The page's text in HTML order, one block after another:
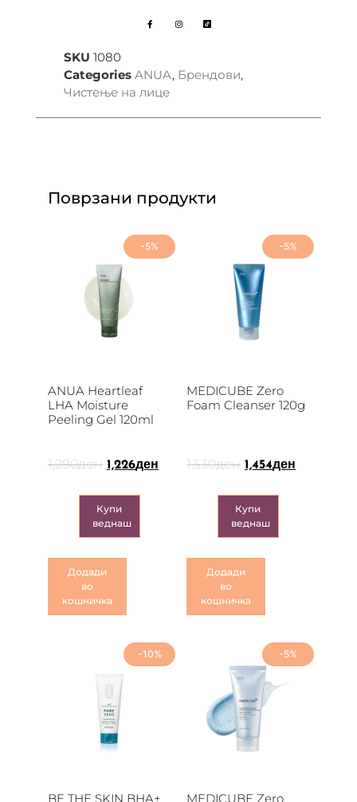
SKU 1080
Categories ANUA, Брендови,
Чистење на лице
Поврзани продукти
-5%
ANUA Heartleaf
LHA Moisture
Peeling Gel 120ml
1,290ден 1,226ден
Купи
веднаш
Додади
во
кошничка
-5%
MEDICUBE Zero
Foam Cleanser 120g
1,530ден 1,454ден
Купи
веднаш
Додади
во
кошничка
-10%
BE THE SKIN BHA+
-5%
MEDICUBE Zero